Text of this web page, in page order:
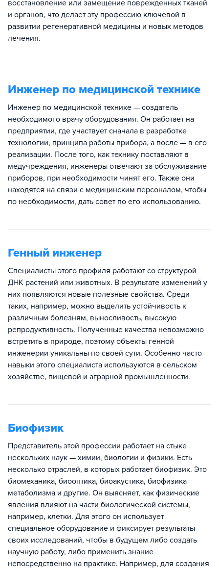
восстановление или замещение поврежденных тканей
и органов, что делает эту профессию ключевой в
развитии регенеративной медицины и новых методов
лечения.
Инженер по медицинской технике
Инженер по медицинской технике — создатель
необходимого врачу оборудования. Он работает на
предприятии, где участвует сначала в разработке
технологии, принципа работы прибора, а после — в его
реализации. После того, как технику поставляют в
медучреждения, инженеры отвечают за обслуживание
приборов, при необходимости чинят его. Также они
находятся на связи с медицинским персоналом, чтобы
по необходимости, дать совет по его использованию.
Генный инженер
Специалисты этого профиля работают со структурой
ДНК растений или животных. В результате изменений у
них появляются новые полезные свойства. Среди
таких, например, можно выделить устойчивость к
различным болезням, выносливость, высокую
репродуктивность. Полученные качества невозможно
встретить в природе, поэтому объекты генной
инженерии уникальны по своей сути. Особенно часто
навыки этого специалиста используются в сельском
хозяйстве, пищевой и аграрной промышленности.
Биофизик
Представитель этой профессии работает на стыке
нескольких наук — химии, биологии и физики. Есть
несколько отраслей, в которых работает биофизик. Это
биомеханика, биооптика, биоакустика, биофизика
метаболизма и другие. Он выясняет, как физические
явления влияют на части биологической системы,
например, клетки. Для этого он использует
специальное оборудование и фиксирует результаты
своих исследований, чтобы в будущем либо создать
научную работу, либо применить знание
непосредственно на практике. Например, для создания